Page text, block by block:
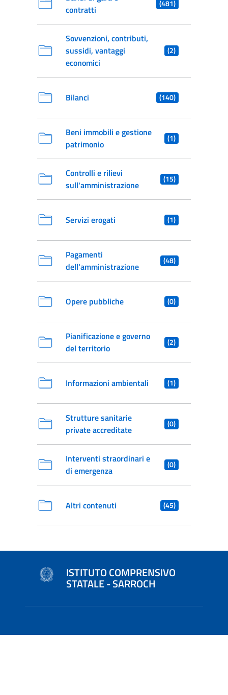
contratti
(481)
Sovvenzioni, contributi,
sussidi, vantaggi
economici
(2)
Bilanci (140)
Beni immobili e gestione
patrimonio
(1)
Controlli e rilievi
sull'amministrazione
(15)
Servizi erogati (1)
Pagamenti
dell'amministrazione
(48)
Opere pubbliche (0)
Pianificazione e governo
del territorio
(2)
Informazioni ambientali (1)
Strutture sanitarie
private accreditate
(0)
Interventi straordinari e
di emergenza
(0)
Altri contenuti (45)
ISTITUTO COMPRENSIVO
STATALE - SARROCH